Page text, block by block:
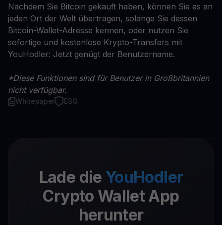
Nachdem Sie Bitcoin gekauft haben, können Sie es an
jeden Ort der Welt übertragen, solange Sie dessen
Bitcoin-Wallet-Adresse kennen, oder nutzen Sie
sofortige und kostenlose Krypto-Transfers mit
YouHodler: Jetzt genügt der Benutzername.
*Diese Funktionen sind für Benutzer in Großbritannien
nicht verfügbar.
Whitepaper ESG
Lade die YouHodler
Crypto Wallet App
herunter